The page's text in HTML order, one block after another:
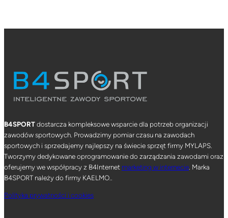
B4SPORTdostarcza kompleksowe wsparcie dla potrzeb organizacji
zawodów sportowych. Prowadzimy pomiar czasu na zawodach
sportowych i sprzedajemy najlepszy na świecie sprzęt firmy MYLAPS.
Tworzymy dedykowane oprogramowanie do zarządzania zawodami oraz
oferujemy we współpracy z B4Internet marketing w internecie . Marka
B4SPORT należy do firmy KAELMO..
Polityka prywatności i cookies